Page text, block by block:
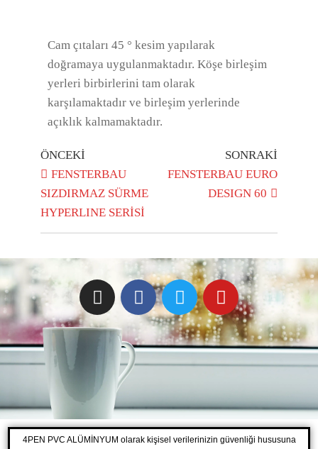
Cam çıtaları 45 ° kesim yapılarak
doğramaya uygulanmaktadır. Köşe birleşim
yerleri birbirlerini tam olarak
karşılamaktadır ve birleşim yerlerinde
açıklık kalmamaktadır.
ÖNCEKI
FENSTERBAU
SIZDIRMAZ SÜRME
HYPERLINE SERİSİ
SONRAKI
FENSTERBAU EURO
DESIGN 60
4PEN PVC ALÜMİNYUM olarak kişisel verilerinizin güvenliği hususuna